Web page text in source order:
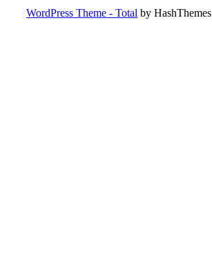
WordPress Theme - Total by HashThemes